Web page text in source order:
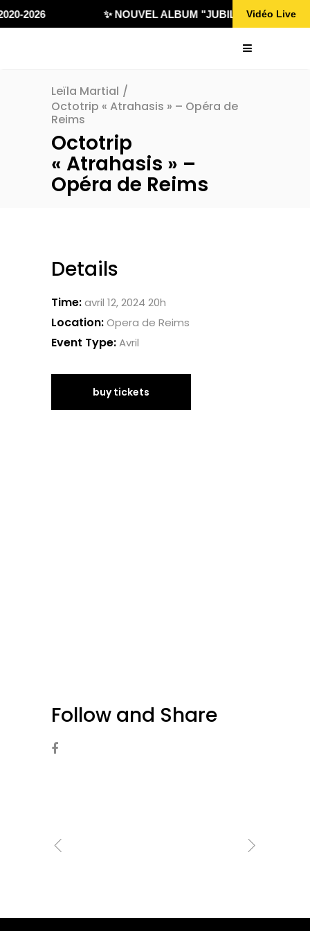
2026 ✨ NOUVEL ALBUM "JUBILÄ 432"Vidéo Live
Leïla Martial /
Octotrip « Atrahasis » – Opéra de
Reims
Octotrip
« Atrahasis » –
Opéra de Reims
Details
Time:avril 12, 2024 20h
Location:Opera de Reims
Event Type:Avril
buy tickets
Follow and Share